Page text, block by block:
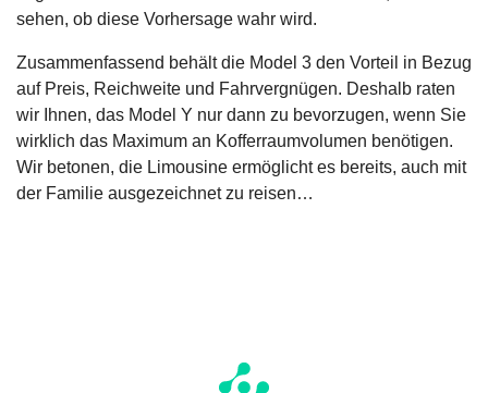
sehen, ob diese Vorhersage wahr wird.
Zusammenfassend behält die Model 3 den Vorteil in Bezug
auf Preis, Reichweite und Fahrvergnügen. Deshalb raten
wir Ihnen, das Model Y nur dann zu bevorzugen, wenn Sie
wirklich das Maximum an Kofferraumvolumen benötigen.
Wir betonen, die Limousine ermöglicht es bereits, auch mit
der Familie ausgezeichnet zu reisen…